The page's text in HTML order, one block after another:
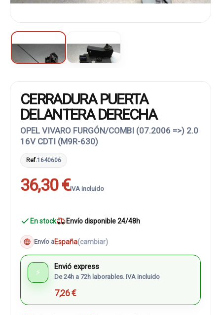
CERRADURA PUERTA
DELANTERA DERECHA
OPEL VIVARO FURGÓN/COMBI (07.2006 =>) 2.0
16V CDTI (M9R-630)
Ref.1640606
36,30 €IVA incluido
En stock Envío disponible 24/48h
Envío aEspaña(cambiar)
⚡
Envió express
De 24h a 72h laborables. IVA incluido
7,26 €